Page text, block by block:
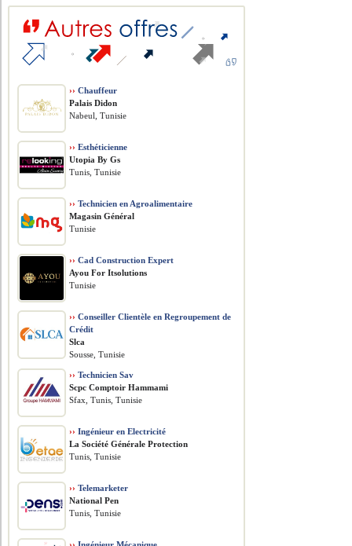
›› Chauffeur
Palais Didon
Nabeul, Tunisie
›› Esthéticienne
Utopia By Gs
Tunis, Tunisie
›› Technicien en Agroalimentaire
Magasin Général
Tunisie
›› Cad Construction Expert
Ayou For Itsolutions
Tunisie
›› Conseiller Clientèle en Regroupement de
Crédit
Slca
Sousse, Tunisie
›› Technicien Sav
Scpc Comptoir Hammami
Sfax, Tunis, Tunisie
›› Ingénieur en Electricité
La Société Générale Protection
Tunis, Tunisie
›› Telemarketer
National Pen
Tunis, Tunisie